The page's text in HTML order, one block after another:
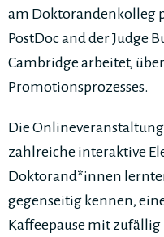
am Doktorandenkolleg
PostDoc and der Judge
Cambridge arbeitet,
Promotionsprozesses.
Die
zahlreiche interaktive
Doktorand*innen
gegenseitig kennen,
Kaffeepause mit